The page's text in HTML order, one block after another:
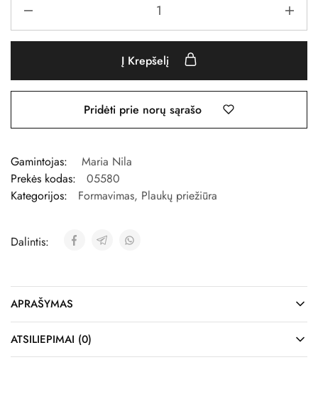
Į Krepšelį
Pridėti prie norų sąrašo
Gamintojas:
Maria Nila
Prekės kodas:
05580
Kategorijos:
Formavimas, Plaukų priežiūra
Dalintis:
APRAŠYMAS
ATSILIEPIMAI (0)